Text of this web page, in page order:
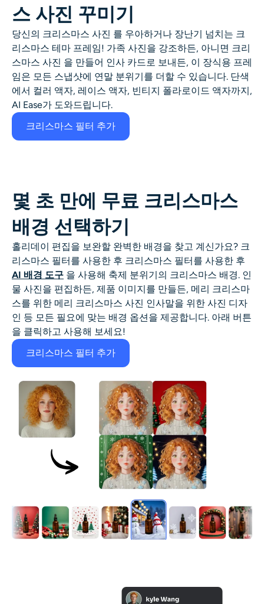
스 사진 꾸미기
당신의 크리스마스 사진 를 우아하거나 장난기 넘치는 크
리스마스 테마 프레임! 가족 사진을 강조하든, 아니면 크리
스마스 사진 을 만들어 인사 카드로 보내든, 이 장식용 프레
임은 모든 스냅샷에 연말 분위기를 더할 수 있습니다. 단색
에서 컬러 액자, 레이스 액자, 빈티지 폴라로이드 액자까지,
AI Ease가 도와드립니다.
크리스마스 필터 추가
몇 초 만에 무료 크리스마스
배경 선택하기
홀리데이 편집을 보완할 완벽한 배경을 찾고 계신가요? 크
리스마스 필터를 사용한 후 크리스마스 필터를 사용한 후
AI 배경 도구 을 사용해 축제 분위기의 크리스마스 배경. 인
물 사진을 편집하든, 제품 이미지를 만들든, 메리 크리스마
스를 위한 메리 크리스마스 사진 인사말을 위한 사진 디자
인 등 모든 필요에 맞는 배경 옵션을 제공합니다. 아래 버튼
을 클릭하고 사용해 보세요!
크리스마스 필터 추가